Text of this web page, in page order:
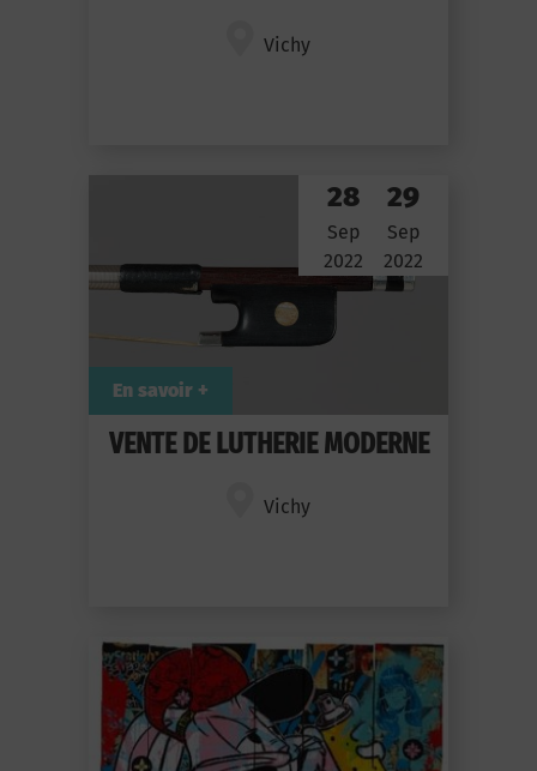
Vichy
VENTE DE LUTHERIE MODERNE
Vichy
28
Sep
2022
29
Sep
2022
En savoir +